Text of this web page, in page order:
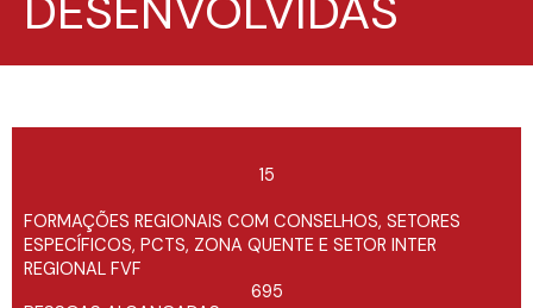
15
FORMAÇÕES REGIONAIS COM CONSELHOS, SETORES
ESPECÍFICOS, PCTS, ZONA QUENTE E SETOR INTER
REGIONAL FVF
695